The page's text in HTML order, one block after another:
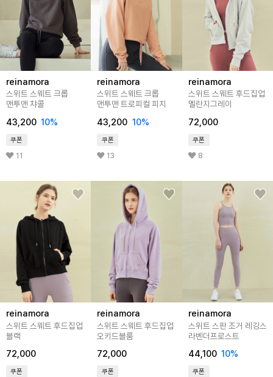
reinamora
스위트 스웨트 크롭
맨투맨 챠콜
43,200 10%
쿠폰
11
reinamora
스위트 스웨트 크롭
맨투맨 트로피컬 피치
43,200 10%
쿠폰
13
reinamora
스위트 스웨트 후드집업
멜란지그레이
72,000
쿠폰
8
reinamora
스위트 스웨트 후드집업
블랙
72,000
쿠폰
reinamora
스위트 스웨트 후드집업
오키드블룸
72,000
쿠폰
reinamora
스위트 스판 조거 레깅스
라벤더프로스트
44,100 10%
쿠폰